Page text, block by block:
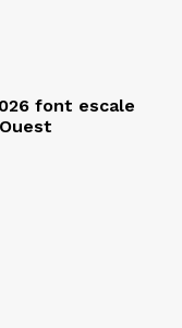
font escale